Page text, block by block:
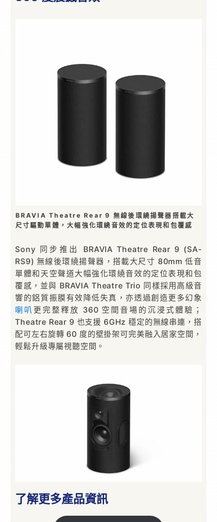
BRAVIA Theatre Rear 9 無線後環繞揚聲器搭載大
尺寸驅動單體，大幅強化環繞音效的定位表現和包覆感
Sony 同步推出 BRAVIA Theatre Rear 9 (SA-
RS9) 無線後環繞揚聲器，搭載大尺寸 80mm 低音
單體和天空聲道大幅強化環繞音效的定位表現和包
覆感，並與 BRAVIA Theatre Trio 同樣採用高級音
響的鋁質振膜有效降低失真，亦透過創造更多幻象
喇叭 更完整釋放 360 空間音場的沉浸式體驗；
Theatre Rear 9 也支援 6GHz 穩定的無線串連，搭
配可左右旋轉 60 度的壁掛架可完美融入居家空間，
輕鬆升級專屬視聽空間。
了解更多產品資訊